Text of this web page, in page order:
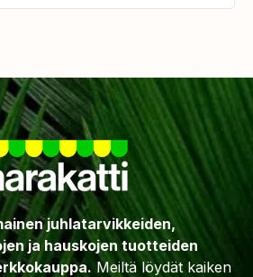
juhlatarvikkeiden,
ja hauskojen tuotteiden
Meiltä löydät kaiken